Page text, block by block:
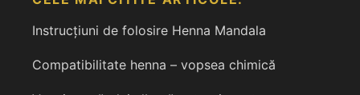
Instrucțiuni de folosire Henna Mandala
Compatibilitate henna – vopsea chimică